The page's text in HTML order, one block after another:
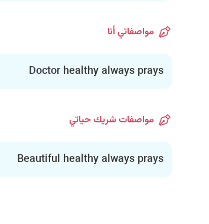
مواصفاتي أنا
Doctor healthy always prays
مواصفات شريك حياتي
Beautiful healthy always prays